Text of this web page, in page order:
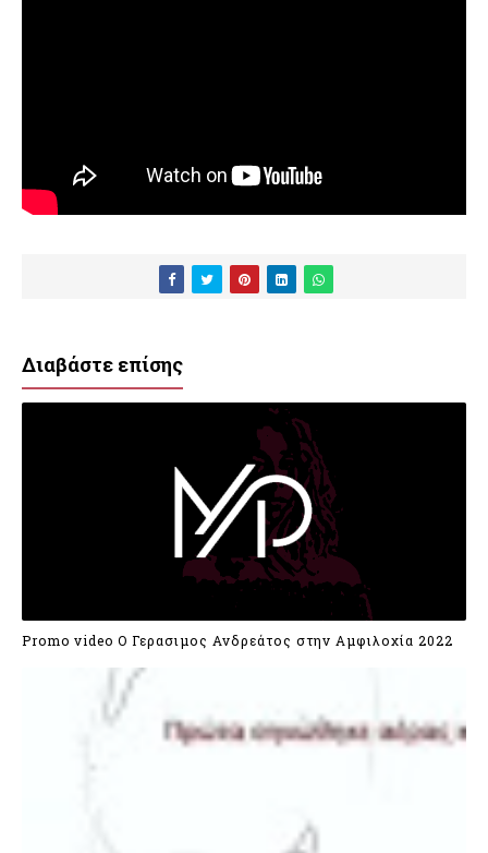
Διαβάστε επίσης
Promo video Ο Γερασιμος Ανδρεάτος στην Αμφιλοχία 2022